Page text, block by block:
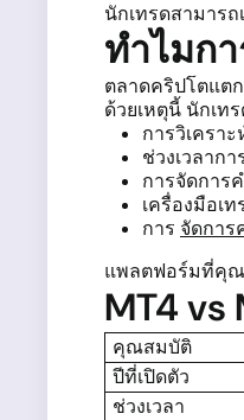
นักเทรดสามารถ
ทำไมก
ตลาดคริปโตแต
ด้วยเหตุนี้ นักเท
การวิเครา
ช่วงเวลาก
การจัดการ
เครื่องมือเ
การ จัดการ
แพลตฟอร์มที่คุณ
MT4
คุณสมบัติ
ปีที่เปิดตัว
ช่วงเวลา